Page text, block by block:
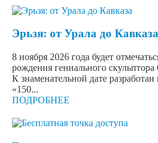
Эрьзя: от Урала до Кавказа
8 ноября 2026 года будет
рождения гениального
К знаменательной дате
«150...
ПОДРОБНЕЕ